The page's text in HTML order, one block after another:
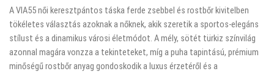
A VIA55 női keresztpántos táska ferde zsebbel és rostbőr kivitelben
tökéletes választás azoknak a nőknek, akik szeretik a sportos-elegáns
stílust és a dinamikus városi életmódot. A mély, sötét türkiz színvilág
azonnal magára vonzza a tekinteteket, míg a puha tapintású, prémium
minőségű rostbőr anyag gondoskodik a luxus érzetéről és a